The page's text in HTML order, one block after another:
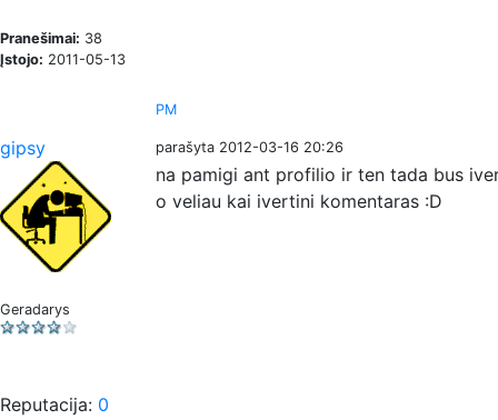
Pranešimai: 38
Įstojo: 2011-05-13
PM
gipsy parašyta 2012-03-16 20:26
Geradarys
Reputacija: 0
na pamigi ant profilio ir ten tada bus
o veliau kai ivertini komentaras :D